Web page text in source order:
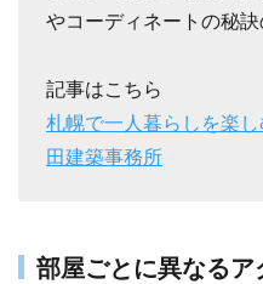
やコーディネートの秘訣
記事はこちら
札幌で一人暮らしを楽
田建築事務所
部屋ごとに異なる